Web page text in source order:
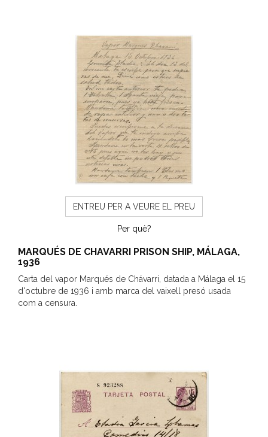
ENTREU PER A VEURE EL PREU
Per què?
MARQUÉS DE CHAVARRI PRISON SHIP, MÁLAGA,
1936
Carta del vapor Marqués de Chávarri, datada a Málaga el 15
d'octubre de 1936 i amb marca del vaixell presó usada
com a censura.